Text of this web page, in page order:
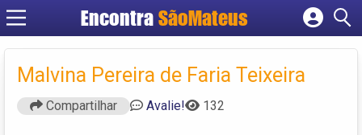
Encontra SãoMateus
Cadastrar empresa
Criar conta
Malvina Pereira de Faria Teixeira
Compartilhar Avalie! 132